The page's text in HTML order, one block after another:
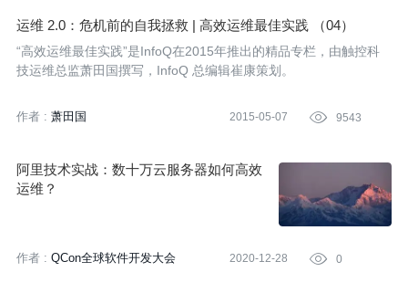
运维 2.0：危机前的自我拯救 | 高效运维最佳实践 （04）
“高效运维最佳实践”是InfoQ在2015年推出的精品专栏，由触控科
技运维总监萧田国撰写，InfoQ 总编辑崔康策划。
作者 : 萧田国 2015-05-07  9543
阿里技术实战：数十万云服务器如何高效
运维？
作者 : QCon全球软件开发大会 2020-12-28  0